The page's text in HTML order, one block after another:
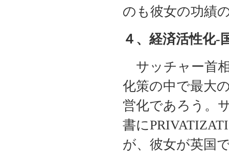
のも彼女の功績
４、経済活性化-
サッチャー首
化策の中で最大
営化であろう。
書に
が、彼女が英国